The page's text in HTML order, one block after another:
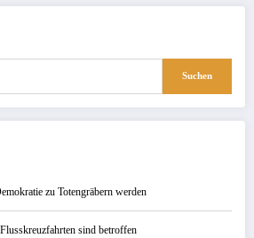
Suchen
zu Totengräbern werden
sind betroffen